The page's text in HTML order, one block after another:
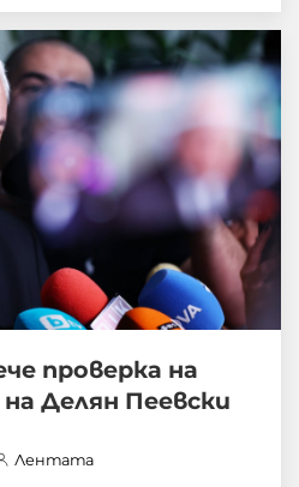
проверка на
Делян Пеевски
Лентата